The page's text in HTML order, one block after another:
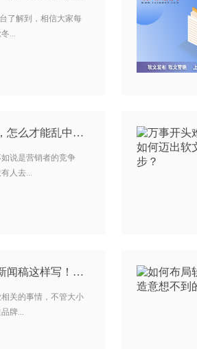
了解到，相信大家每
...
软文营销身处千军万马的战场，怎么才能乱中取胜？…
说是营销者的竞争
人去...
闻稿这样写！…
关的事情，不管大小
牌...